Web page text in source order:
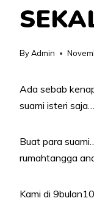
ByAdmin
Ada sebab
suami isteri saja…
Buat para
rumahtangga
Kami di